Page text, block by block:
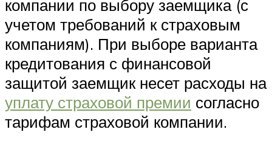
компании по выбору заемщика (с
учетом требований к страховым
компаниям). При выборе варианта
кредитования с финансовой
защитой заемщик несет расходы на
уплату страховой премии согласно
тарифам страховой компании.